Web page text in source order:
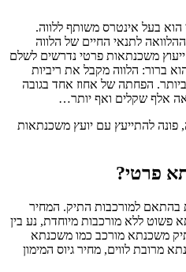
בעל אינטרס משותף ללווה.
לתנאי החיים של הלווה
ייעוץ משכנתאות פרטי נדרשים לשלם
ברור: הלווה מקבל את ריביות
הפחתה של אחוז אחד בגובה
אלף שקלים ואף יותר…
להתייעץ עם יועץ משכנתאות
פרטי?
בהתאם למורכבות התיק. המחיר
פשוט ללא מורכבות מיוחדת, נע בין
בתיק משכנתא מורכב כמו משכנתא
מרובת לווים, מחיר גיוס המימון